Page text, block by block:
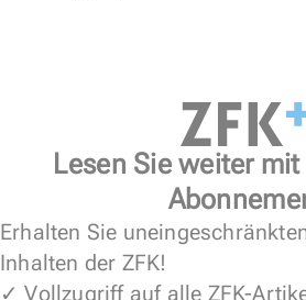
Lesen Sie weiter mit
Erhalten Sie
Inhalten der ZFK!
✓ Vollzugriff auf alle ZFK-